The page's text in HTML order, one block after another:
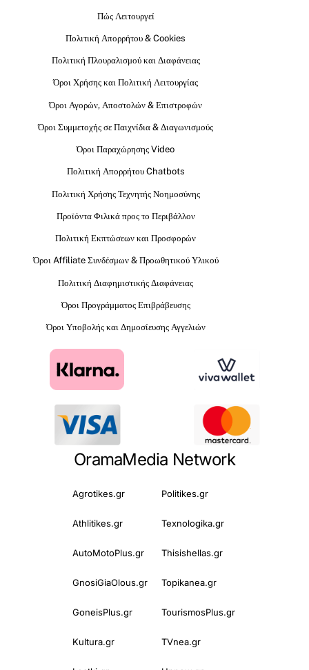
Πώς Λειτουργεί
Πολιτική Απορρήτου & Cookies
Πολιτική Πλουραλισμού και Διαφάνειας
Όροι Χρήσης και Πολιτική Λειτουργίας
Όροι Αγορών, Αποστολών & Επιστροφών
Όροι Συμμετοχής σε Παιχνίδια & Διαγωνισμούς
Όροι Παραχώρησης Video
Πολιτική Απορρήτου Chatbots
Πολιτική Χρήσης Τεχνητής Νοημοσύνης
Προϊόντα Φιλικά προς το Περιβάλλον
Πολιτική Εκπτώσεων και Προσφορών
Όροι Affiliate Συνδέσμων & Προωθητικού Υλικού
Πολιτική Διαφημιστικής Διαφάνειας
Όροι Προγράμματος Επιβράβευσης
Όροι Υποβολής και Δημοσίευσης Αγγελιών
OramaMedia Network
Agrotikes.gr Politikes.gr
Athlitikes.gr Texnologika.gr
AutoMotoPlus.gr Thisishellas.gr
GnosiGiaOlous.gr Topikanea.gr
GoneisPlus.gr TourismosPlus.gr
Kultura.gr TVnea.gr